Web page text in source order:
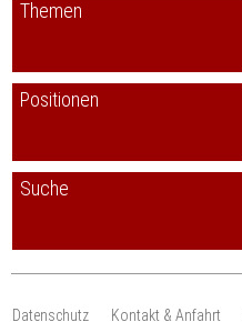
Themen
Positionen
Suche
Datenschutz Kontakt & Anfahrt